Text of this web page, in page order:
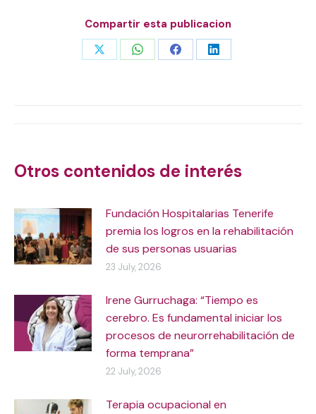
Compartir esta publicacion
Share Share Share Share
Otros contenidos de interés
Fundación Hospitalarias Tenerife
premia los logros en la rehabilitación
de sus personas usuarias
23 July, 2026
Irene Gurruchaga: “Tiempo es
cerebro. Es fundamental iniciar los
procesos de neurorrehabilitación de
forma temprana”
22 July, 2026
Terapia ocupacional en